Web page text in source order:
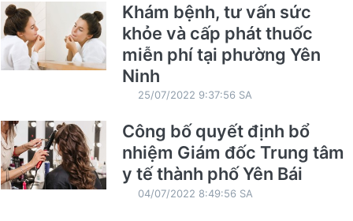
Khám bệnh, tư vấn sức
khỏe và cấp phát thuốc
miễn phí tại phường Yên
Ninh
25/07/2022 9:37:56 SA
Công bố quyết định bổ
nhiệm Giám đốc Trung tâm
y tế thành phố Yên Bái
04/07/2022 8:49:56 SA